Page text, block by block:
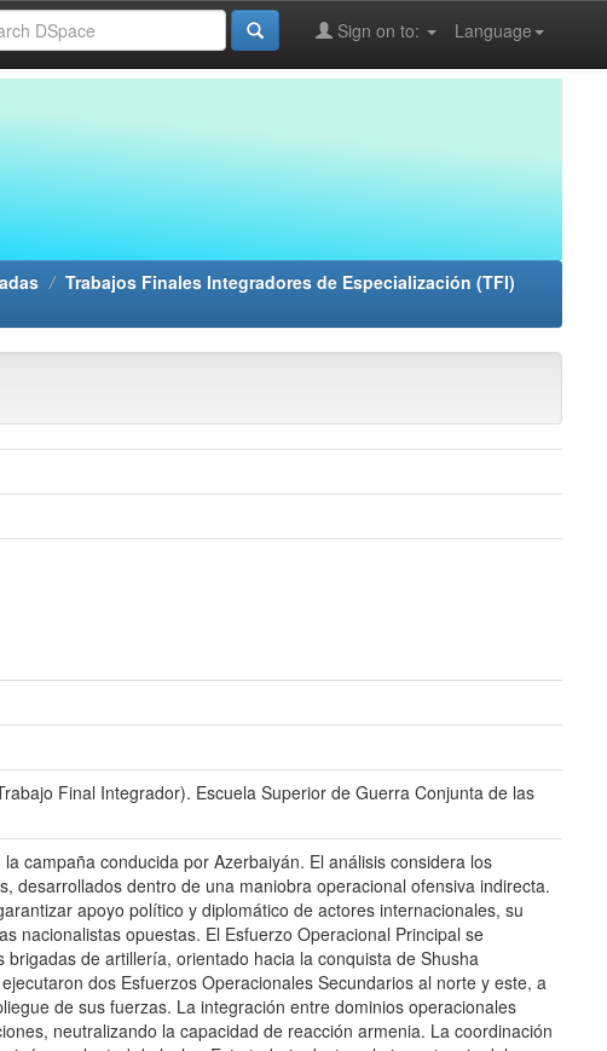
Language
Sign on to:
Trabajos Finales Integradores de Especialización (TFI)
Final Integrador). Escuela Superior de Guerra Conjunta de las
campaña conducida por Azerbaiyán. El análisis considera los
desarrollados dentro de una maniobra operacional ofensiva indirecta.
apoyo político y diplomático de actores internacionales, su
nacionalistas opuestas. El Esfuerzo Operacional Principal se
de artillería, orientado hacia la conquista de Shusha
dos Esfuerzos Operacionales Secundarios al norte y este, a
de sus fuerzas. La integración entre dominios operacionales
neutralizando la capacidad de reacción armenia. La coordinación